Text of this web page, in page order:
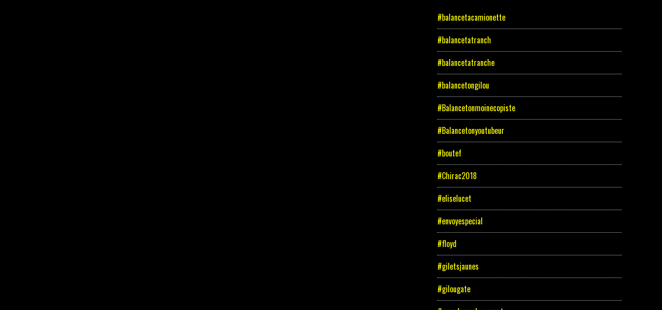
#balancetacamionette
#balancetatranch
#balancetatranche
#balancetongilou
#Balancetonmoinecopiste
#Balancetonyoutubeur
#boutef
#Chirac2018
#eliselucet
#envoyespecial
#floyd
#giletsjaunes
#gilougate